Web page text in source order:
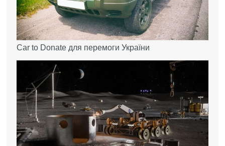
Car to Donate для перемоги України